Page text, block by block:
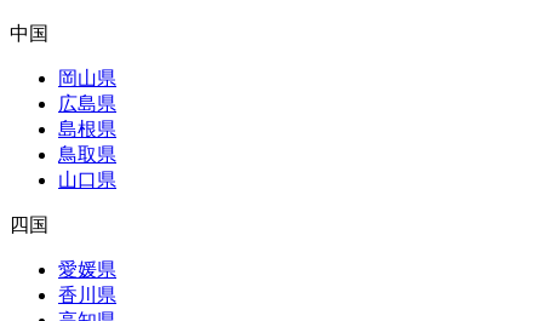
中国
岡山県
広島県
島根県
鳥取県
山口県
四国
愛媛県
香川県